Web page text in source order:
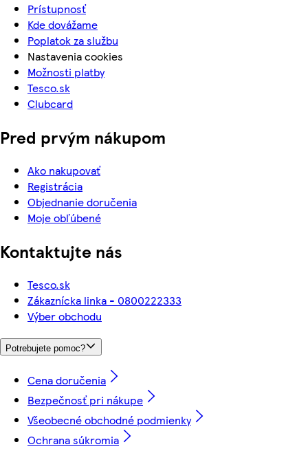
Prístupnosť
Kde dovážame
Poplatok za službu
Nastavenia cookies
Možnosti platby
Tesco.sk
Clubcard
Pred prvým nákupom
Ako nakupovať
Registrácia
Objednanie doručenia
Moje obľúbené
Kontaktujte nás
Tesco.sk
Zákaznícka linka - 0800222333
Výber obchodu
Potrebujete pomoc?
Cena doručenia
Bezpečnosť pri nákupe
Všeobecné obchodné podmienky
Ochrana súkromia